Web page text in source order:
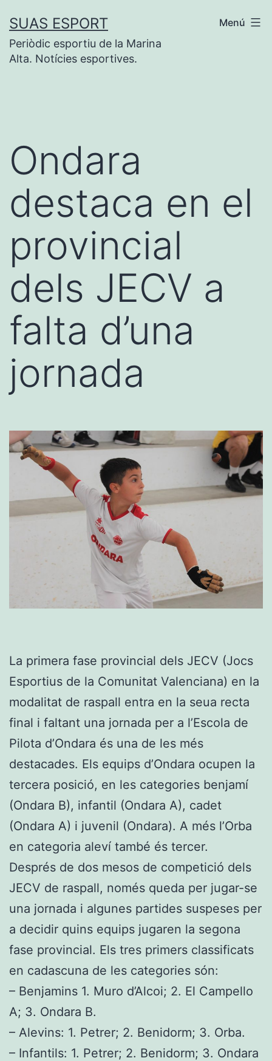
contingut
SUAS ESPORT
Periòdic esportiu de la Marina
Alta. Notícies esportives.
Menú
Ondara
destaca en el
provincial
dels JECV a
falta d’una
jornada
La primera fase provincial dels JECV (Jocs
Esportius de la Comunitat Valenciana) en la
modalitat de raspall entra en la seua recta
final i faltant una jornada per a l’Escola de
Pilota d’Ondara és una de les més
destacades. Els equips d’Ondara ocupen la
tercera posició, en les categories benjamí
(Ondara B), infantil (Ondara A), cadet
(Ondara A) i juvenil (Ondara). A més l’Orba
en categoria aleví també és tercer.
Després de dos mesos de competició dels
JECV de raspall, només queda per jugar-se
una jornada i algunes partides suspeses per
a decidir quins equips jugaren la segona
fase provincial. Els tres primers classificats
en cadascuna de les categories són:
– Benjamins 1. Muro d’Alcoi; 2. El Campello
A; 3. Ondara B.
– Alevins: 1. Petrer; 2. Benidorm; 3. Orba.
– Infantils: 1. Petrer; 2. Benidorm; 3. Ondara